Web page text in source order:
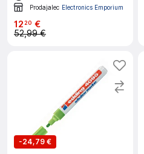
Prodajalec Electronics Emporium
12 20 €
52,99 €
-24,79 €